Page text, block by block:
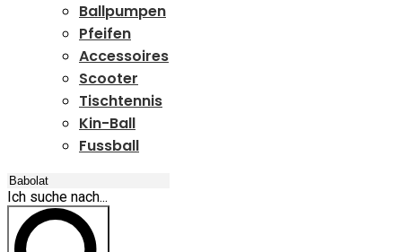
Ballpumpen
Pfeifen
Accessoires
Scooter
Tischtennis
Kin-Ball
Fussball
Ich suche nach...